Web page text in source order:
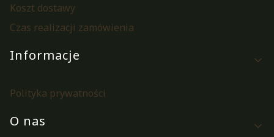
Koszt dostawy
Czas realizacji zamówienia
Informacje
Polityka prywatności
O nas